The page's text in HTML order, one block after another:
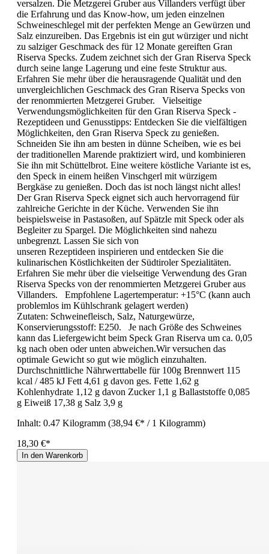
versalzen. Die Metzgerei Gruber aus Villanders verfügt über
die Erfahrung und das Know-how, um jeden einzelnen
Schweineschlegel mit der perfekten Menge an Gewürzen und
Salz einzureiben. Das Ergebnis ist ein gut würziger und nicht
zu salziger Geschmack des für 12 Monate gereiften Gran
Riserva Specks. Zudem zeichnet sich der Gran Riserva Speck
durch seine lange Lagerung und eine feste Struktur aus.
Erfahren Sie mehr über die herausragende Qualität und den
unvergleichlichen Geschmack des Gran Riserva Specks von
der renommierten Metzgerei Gruber. Vielseitige
Verwendungsmöglichkeiten für den Gran Riserva Speck -
Rezeptideen und Genusstipps: Entdecken Sie die vielfältigen
Möglichkeiten, den Gran Riserva Speck zu genießen.
Schneiden Sie ihn am besten in dünne Scheiben, wie es bei
der traditionellen Marende praktiziert wird, und kombinieren
Sie ihn mit Schüttelbrot. Eine weitere köstliche Variante ist es,
den Speck in einem heißen Vinschgerl mit würzigem
Bergkäse zu genießen. Doch das ist noch längst nicht alles!
Der Gran Riserva Speck eignet sich auch hervorragend für
zahlreiche Gerichte in der Küche. Verwenden Sie ihn
beispielsweise in Pastasoßen, auf Spätzle mit Speck oder als
Begleiter zu Spargel. Die Möglichkeiten sind nahezu
unbegrenzt. Lassen Sie sich von
unseren Rezeptideen inspirieren und entdecken Sie die
kulinarischen Köstlichkeiten der Südtiroler Spezialitäten.
Erfahren Sie mehr über die vielseitige Verwendung des Gran
Riserva Specks von der renommierten Metzgerei Gruber aus
Villanders. Empfohlene Lagertemperatur: +15°C (kann auch
problemlos im Kühlschrank gelagert werden)
Zutaten: Schweinefleisch, Salz, Naturgewürze,
Konservierungsstoff: E250. Je nach Größe des Schweines
kann das Liefergewicht beim Speck Gran Riserva um ca. 0,05
kg nach oben oder unten abweichen.Wir versuchen das
optimale Gewicht so gut wie möglich einzuhalten.
Durchschnittliche Nährwerttabelle für 100g Brennwert 115
kcal / 485 kJ Fett 4,61 g davon ges. Fette 1,62 g
Kohlenhydrate 1,12 g davon Zucker 1,1 g Ballaststoffe 0,085
g Eiweiß 17,38 g Salz 3,9 g
Inhalt: 0.47 Kilogramm (38,94 €* / 1 Kilogramm)
18,30 €*
In den Warenkorb